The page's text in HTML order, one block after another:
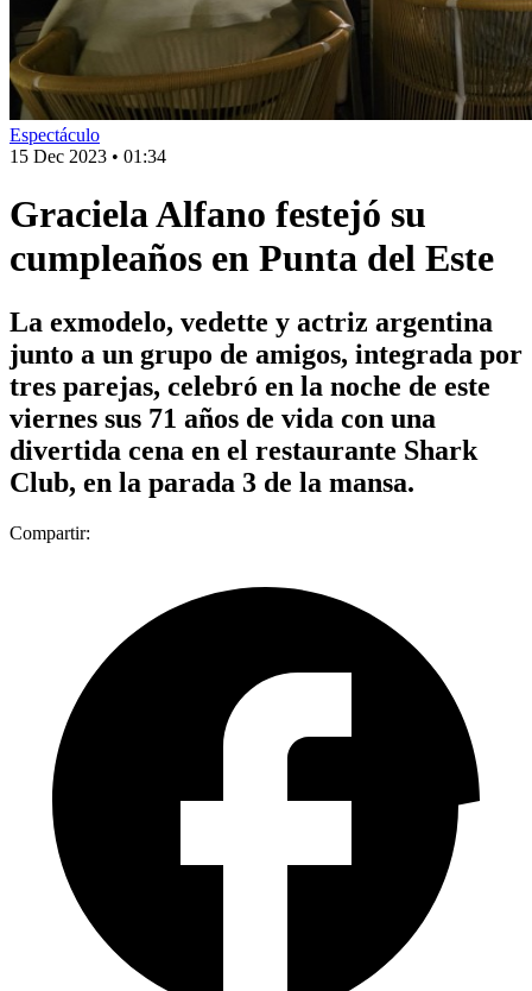
Espectáculo
15 Dec 2023 • 01:34
Graciela Alfano festejó su
cumpleaños en Punta del Este
La exmodelo, vedette y actriz argentina
junto a un grupo de amigos, integrada por
tres parejas, celebró en la noche de este
viernes sus 71 años de vida con una
divertida cena en el restaurante Shark
Club, en la parada 3 de la mansa.
Compartir: